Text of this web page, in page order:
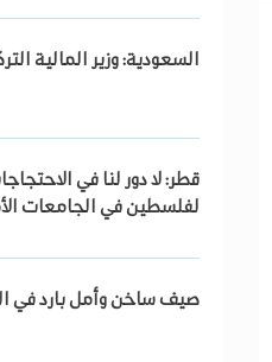
السعودية: وزير المالية
قطر: لا دور لنا في
لفلسطين في الجامعات
صيف ساخن وأمل بارد في